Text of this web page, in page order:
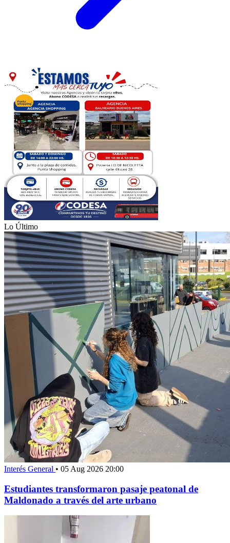
Lo Último
Interés General • 05 Aug 2026 20:00
Estudiantes transformaron pasaje peatonal de
Maldonado a través del arte urbano